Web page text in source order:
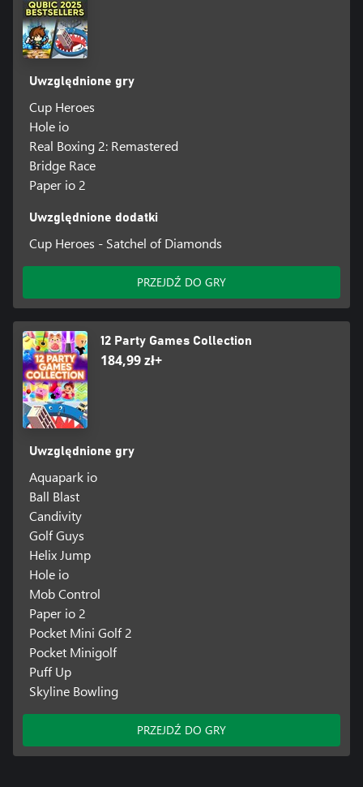
Uwzględnione gry
Cup Heroes
Hole io
Real Boxing 2: Remastered
Bridge Race
Paper io 2
Uwzględnione dodatki
Cup Heroes - Satchel of Diamonds
PRZEJDŹ DO GRY
12 Party Games Collection
184,99 zł+
Uwzględnione gry
Aquapark io
Ball Blast
Candivity
Golf Guys
Helix Jump
Hole io
Mob Control
Paper io 2
Pocket Mini Golf 2
Pocket Minigolf
Puff Up
Skyline Bowling
PRZEJDŹ DO GRY